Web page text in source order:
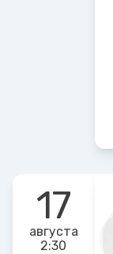
17
августа
2:30